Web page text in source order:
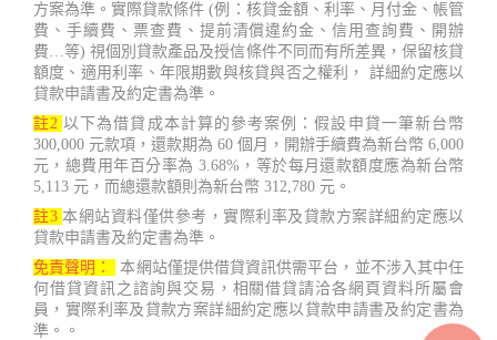
方案為準。實際貸款條件 (例：核貸金額、利率、月付金、帳管
費、手續費、票查費、提前清償違約金、信用查詢費、開辦
費…等) 視個別貸款產品及授信條件不同而有所差異，保留核貸
額度、適用利率、年限期數與核貸與否之權利， 詳細約定應以
貸款申請書及約定書為準。
註2 以下為借貸成本計算的參考案例：假設申貸一筆新台幣
300,000 元款項，還款期為 60 個月，開辦手續費為新台幣 6,000
元，總費用年百分率為 3.68%，等於每月還款額度應為新台幣
5,113 元，而總還款額則為新台幣 312,780 元。
註3 本網站資料僅供參考，實際利率及貸款方案詳細約定應以
貸款申請書及約定書為準。
免責聲明：
本網站僅提供借貸資訊供需平台，並不涉入其中任
何借貸資訊之諮詢與交易，相關借貸請洽各網頁資料所屬會
員，實際利率及貸款方案詳細約定應以貸款申請書及約定書為
準。。